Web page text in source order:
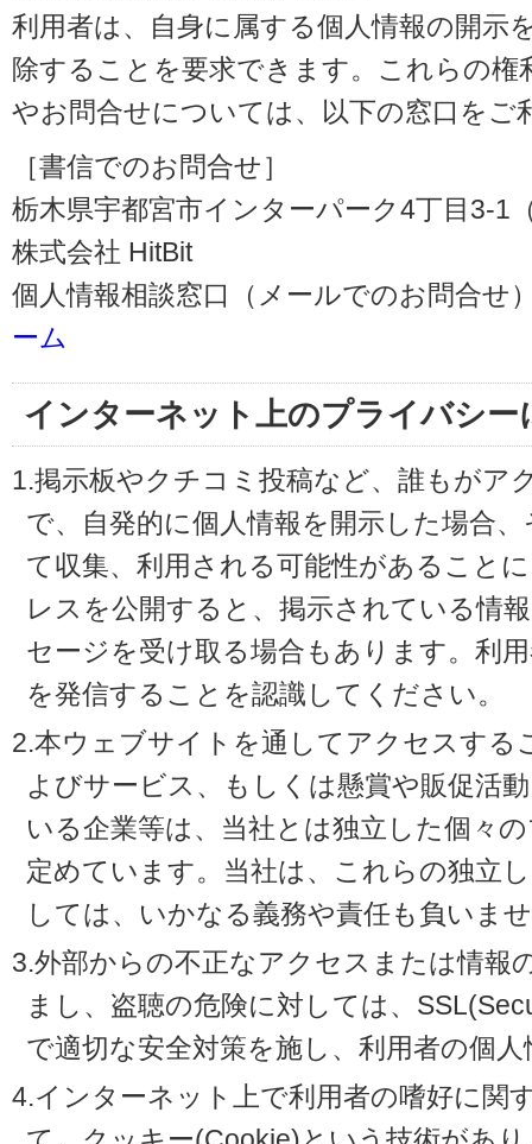
利用者は、自身に属する個人情報の開示
除することを要求できます。これらの権
やお問合せについては、以下の窓口をご
［書信でのお問合せ］
栃木県宇都宮市インターパーク4丁目3-1
株式会社 HitBit
個人情報相談窓口（メールでのお問合せ
ーム
インターネット上のプライバシー
1.掲示板やクチコミ投稿など、誰もがア
で、自発的に個人情報を開示した場合
て収集、利用される可能性があること
レスを公開すると、掲示されている情
セージを受け取る場合もあります。利
を発信することを認識してください。
2.本ウェブサイトを通してアクセスする
よびサービス、もしくは懸賞や販促活
いる企業等は、当社とは独立した個々
定めています。当社は、これらの独立
しては、いかなる義務や責任も負いま
3.外部からの不正なアクセスまたは情報
まし、盗聴の危険に対しては、
で適切な安全対策を施し、利用者の個
4.インターネット上で利用者の嗜好に関